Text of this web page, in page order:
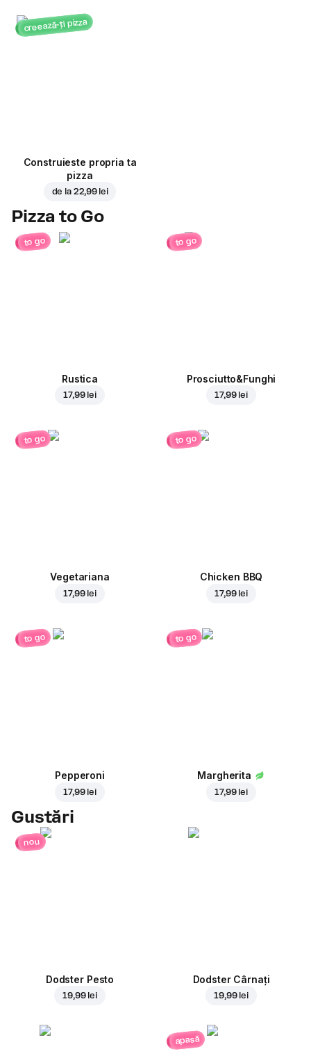
creează-ți pizza
Construieste propria ta
pizza
de la 22,99 lei
Pizza to Go
to go
Rustica
17,99 lei
to go
Prosciutto&Funghi
17,99 lei
to go
Vegetariana
17,99 lei
to go
Chicken BBQ
17,99 lei
to go
Pepperoni
17,99 lei
to go
Margherita
17,99 lei
Gustări
nou
Dodster Pesto
19,99 lei
Dodster Cârnați
19,99 lei
apasă